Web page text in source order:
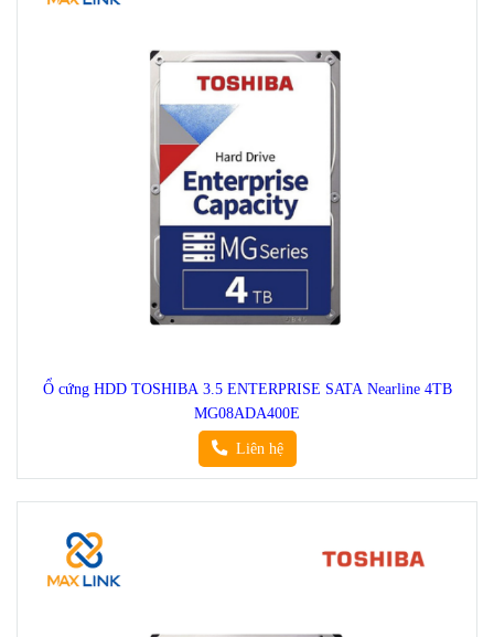
Ổ cứng HDD TOSHIBA 3.5 ENTERPRISE SATA Nearline 4TB
MG08ADA400E
Liên hệ